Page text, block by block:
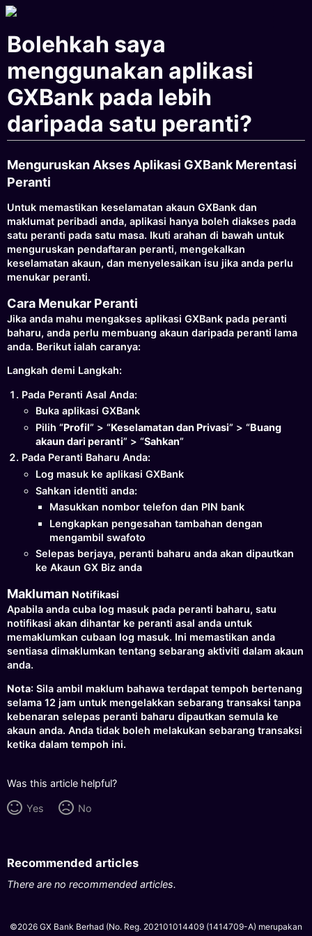
Bolehkah saya
menggunakan aplikasi
GXBank pada lebih
daripada satu peranti?
Menguruskan Akses Aplikasi GXBank Merentasi
Peranti
Untuk memastikan keselamatan akaun GXBank dan
maklumat peribadi anda, aplikasi hanya boleh diakses pada
satu peranti pada satu masa. Ikuti arahan di bawah untuk
menguruskan pendaftaran peranti, mengekalkan
keselamatan akaun, dan menyelesaikan isu jika anda perlu
menukar peranti.
Cara Menukar Peranti
Jika anda mahu mengakses aplikasi GXBank pada peranti
baharu, anda perlu membuang akaun daripada peranti lama
anda. Berikut ialah caranya:
Langkah demi Langkah:
Pada Peranti Asal Anda:
Buka aplikasi GXBank
Pilih “Profil” > “Keselamatan dan Privasi” > “Buang
akaun dari peranti” > “Sahkan”
Pada Peranti Baharu Anda:
Log masuk ke aplikasi GXBank
Sahkan identiti anda:
Masukkan nombor telefon dan PIN bank
Lengkapkan pengesahan tambahan dengan
mengambil swafoto
Selepas berjaya, peranti baharu anda akan dipautkan
ke Akaun GX Biz anda
Makluman Notifikasi
Apabila anda cuba log masuk pada peranti baharu, satu
notifikasi akan dihantar ke peranti asal anda untuk
memaklumkan cubaan log masuk. Ini memastikan anda
sentiasa dimaklumkan tentang sebarang aktiviti dalam akaun
anda.
Nota: Sila ambil maklum bahawa terdapat tempoh bertenang
selama 12 jam untuk mengelakkan sebarang transaksi tanpa
kebenaran selepas peranti baharu dipautkan semula ke
akaun anda. Anda tidak boleh melakukan sebarang transaksi
ketika dalam tempoh ini.
Was this article helpful?
Yes No
Recommended articles
There are no recommended articles.
©2026 GX Bank Berhad (No. Reg. 202101014409 (1414709-A) merupakan